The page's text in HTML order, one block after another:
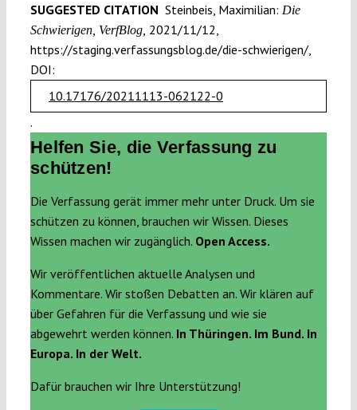
SUGGESTED CITATION Steinbeis, Maximilian: Die
Schwierigen, VerfBlog, 2021/11/12,
https://staging.verfassungsblog.de/die-schwierigen/,
DOI:
10.17176/20211113-062122-0
.
Helfen Sie, die Verfassung zu
schützen!
Die Verfassung gerät immer mehr unter Druck. Um sie
schützen zu können, brauchen wir Wissen. Dieses
Wissen machen wir zugänglich. Open Access.
Wir veröffentlichen aktuelle Analysen und
Kommentare. Wir stoßen Debatten an. Wir klären auf
über Gefahren für die Verfassung und wie sie
abgewehrt werden können. In Thüringen. Im Bund. In
Europa. In der Welt.
Dafür brauchen wir Ihre Unterstützung!